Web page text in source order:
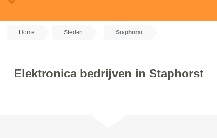
Home Steden Staphorst
Elektronica bedrijven in Staphorst